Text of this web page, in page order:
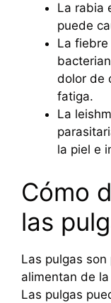
La rabia
puede
La
dolor de
fatiga.
La
la piel e
Cómo
las
Las pulgas
alimentan de
Las pulgas